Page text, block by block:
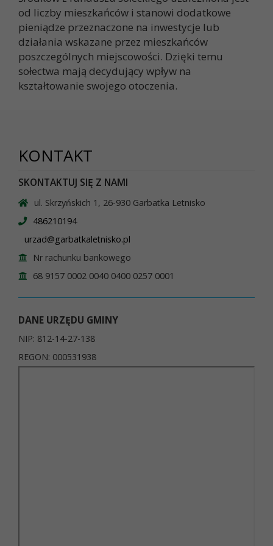
od liczby mieszkańców i stanowi dodatkowe
pieniądze przeznaczone na inwestycje lub
działania wskazane przez mieszkańców
poszczególnych miejscowości. Dzięki temu
sołectwa mają decydujący wpływ na
kształtowanie swojego otoczenia.
KONTAKT
SKONTAKTUJ SIĘ Z NAMI
ul. Skrzyńskich 1, 26-930 Garbatka Letnisko
486210194
urzad@garbatkaletnisko.pl
Nr rachunku bankowego
68 9157 0002 0040 0400 0257 0001
DANE URZĘDU GMINY
NIP: 812-14-27-138
REGON: 000531938